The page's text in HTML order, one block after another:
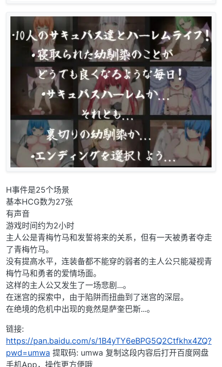
H事件是25个场景
基本HCG数为27张
有声音
游戏时间约为2小时
主人公是青梅竹马和发誓将来的关系，但有一天被勇者夺走
了青梅竹马。
没有提高水平，连装备都不能穿的弱者的主人公只能凝视青
梅竹马和勇者的爱情场面。
这样的主人公又发生了一场悲剧...。
在迷宫的探索中，由于陷阱而扭曲到了迷宫的深层。
在绝境的危机中出现的竟然是萨奎巴斯...。
链接:
https://pan.baidu.com/s/1B4yTY6eBPG5Q2Ctfkhx4ZQ?
pwd=umwa 提取码: umwa 复制这段内容后打开百度网盘
手机App，操作更方便哦